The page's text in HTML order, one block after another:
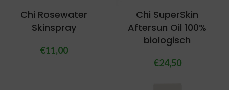
Chi Rosewater
Skinspray
€11,00
Chi SuperSkin
Aftersun Oil 100%
biologisch
€24,50